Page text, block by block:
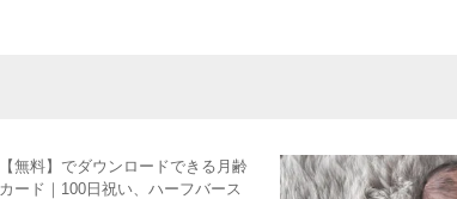
【無料】でダウンロードできる月齢
カード｜100日祝い、ハーフバース